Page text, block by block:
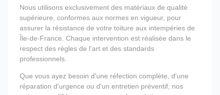
Nous utilisons exclusivement des matériaux de qualité
supérieure, conformes aux normes en vigueur, pour
assurer la résistance de votre toiture aux intempéries de
Île-de-France. Chaque intervention est réalisée dans le
respect des règles de l'art et des standards
professionnels.
Que vous ayez besoin d'une réfection complète, d'une
réparation d'urgence ou d'un entretien préventif, nos